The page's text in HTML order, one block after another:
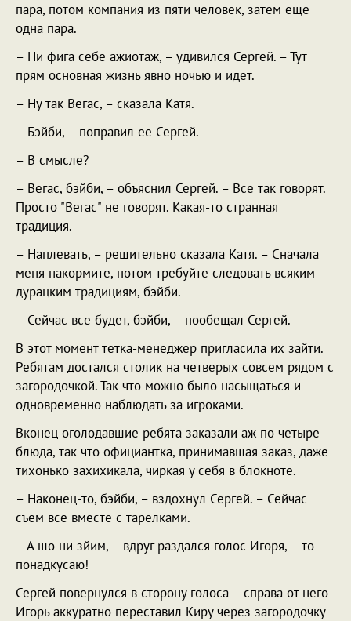
пара, потом компания из пяти человек, затем еще
одна пара.
– Ни фига себе ажиотаж, – удивился Сергей. – Тут
прям основная жизнь явно ночью и идет.
– Ну так Вегас, – сказала Катя.
– Бэйби, – поправил ее Сергей.
– В смысле?
– Вегас, бэйби, – объяснил Сергей. – Все так говорят.
Просто "Вегас" не говорят. Какая-то странная
традиция.
– Наплевать, – решительно сказала Катя. – Сначала
меня накормите, потом требуйте следовать всяким
дурацким традициям, бэйби.
– Сейчас все будет, бэйби, – пообещал Сергей.
В этот момент тетка-менеджер пригласила их зайти.
Ребятам достался столик на четверых совсем рядом с
загородочкой. Так что можно было насыщаться и
одновременно наблюдать за игроками.
Вконец оголодавшие ребята заказали аж по четыре
блюда, так что официантка, принимавшая заказ, даже
тихонько захихикала, чиркая у себя в блокноте.
– Наконец-то, бэйби, – вздохнул Сергей. – Сейчас
съем все вместе с тарелками.
– А шо ни зйим, – вдруг раздался голос Игоря, – то
понадкусаю!
Сергей повернулся в сторону голоса – справа от него
Игорь аккуратно переставил Киру через загородочку